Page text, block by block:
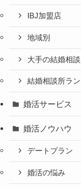
IBJ加盟店
地域別
大手の結婚相
結婚相談所ラ
婚活サービス
婚活ノウハウ
デートプラン
婚活の悩み